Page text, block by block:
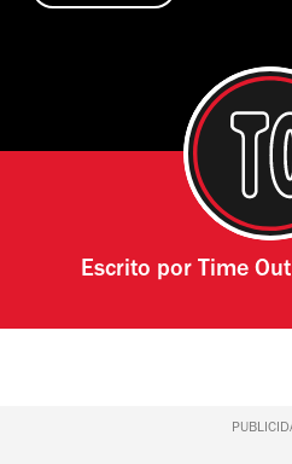
Escrito por Time